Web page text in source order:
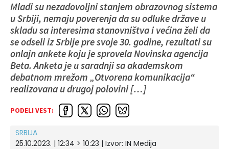
Mladi su nezadovoljni stanjem obrazovnog sistema
u Srbiji, nemaju poverenja da su odluke države u
skladu sa interesima stanovništva i većina želi da
se odseli iz Srbije pre svoje 30. godine, rezultati su
onlajn ankete koju je sprovela Novinska agencija
Beta. Anketa je u saradnji sa akademskom
debatnom mrežom „Otvorena komunikacija“
realizovana u drugoj polovini […]
PODELI VEST:
SRBIJA
25.10.2023. | 12:34 > 10:23 | Izvor: IN Medija